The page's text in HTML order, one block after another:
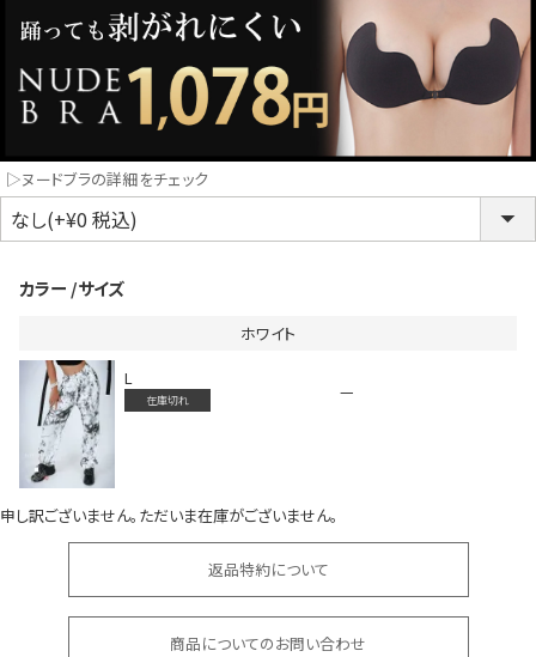
LINE連携でクーポンもらえる!!
同一商品まとめ買いキャンペーン
インスタ写真投稿キャンペーン！
▷ヌードブラの詳細をチェック
カラー サイズ
ホワイト
L
在庫切れ —
申し訳ございません。ただいま在庫がございません。
返品特約について
商品についてのお問い合わせ